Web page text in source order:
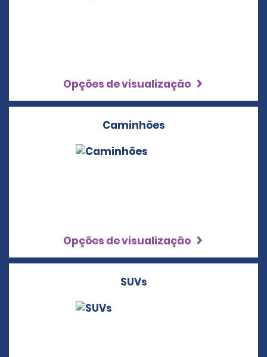
Opções de visualização
Caminhões
Opções de visualização
SUVs